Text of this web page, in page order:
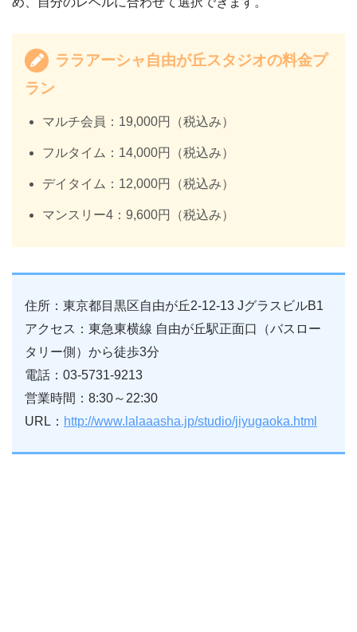
ララアーシャ自由が丘スタジオの料金プ
ラン
マルチ会員：19,000円（税込み）
フルタイム：14,000円（税込み）
デイタイム：12,000円（税込み）
マンスリー4：9,600円（税込み）
住所：東京都目黒区自由が丘2-12-13 JグラスビルB1
アクセス：東急東横線 自由が丘駅正面口（バスロー
タリー側）から徒歩3分
電話：03-5731-9213
営業時間：8:30～22:30
URL： http://www.lalaaasha.jp/studio/jiyugaoka.html